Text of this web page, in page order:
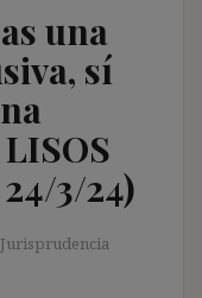
una
sí
3/24)